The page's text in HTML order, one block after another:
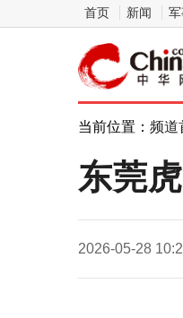
首页 新闻
当前位置： 频道
东莞
2026-05-28